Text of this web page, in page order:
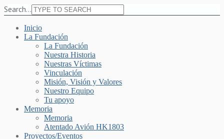
Search...
Inicio
La Fundación
La Fundación
Nuestra Historia
Nuestras Víctimas
Vinculación
Misión, Visión y Valores
Nuestro Equipo
Tu apoyo
Memoria
Memoria
Atentado Avión HK1803
Proyectos/Eventos